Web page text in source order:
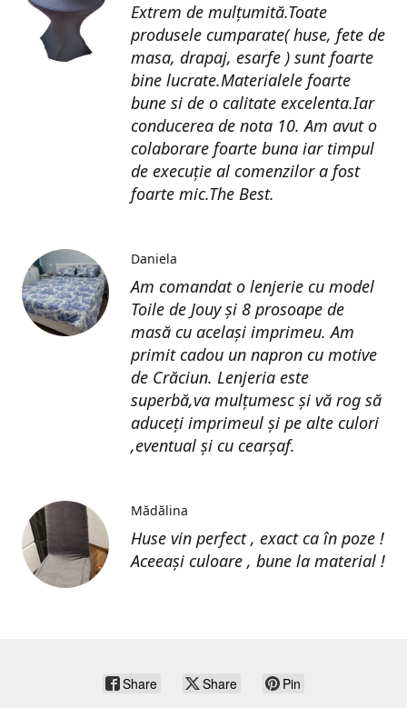
Extrem de mulțumită.Toate
produsele cumparate( huse, fete de
masa, drapaj, esarfe ) sunt foarte
bine lucrate.Materialele foarte
bune si de o calitate excelenta.Iar
conducerea de nota 10. Am avut o
colaborare foarte buna iar timpul
de execuție al comenzilor a fost
foarte mic.The Best.
Am comandat o lenjerie cu model
Toile de Jouy și 8 prosoape de
masă cu același imprimeu. Am
primit cadou un napron cu motive
de Crăciun. Lenjeria este
superbă,va mulțumesc și vă rog să
aduceți imprimeul și pe alte culori
,eventual și cu cearșaf.
Daniela
Huse vin perfect , exact ca în poze !
Aceeași culoare , bune la material !
Mădălina
Share Share Pin